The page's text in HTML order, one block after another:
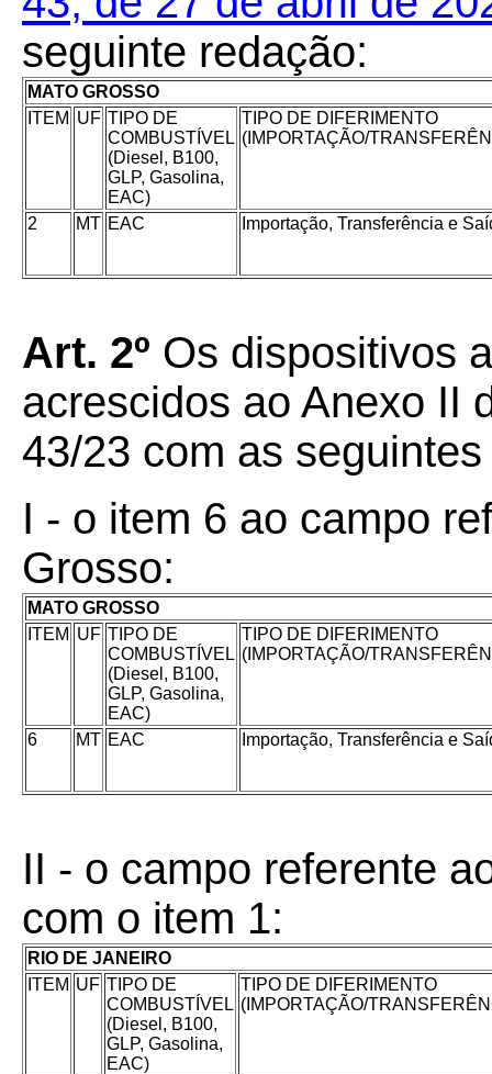
seguinte redação:
MATO GROSSO
ITEM UF TIPO DE
COMBUSTÍVEL
(Diesel, B100,
GLP, Gasolina,
EAC)
TIPO DE DIFERIMENTO
(IMPORTAÇÃO/
2 MT EAC Importação, Transferência e
Art. 2º Os dispositivos
acrescidos ao Anexo II
43/23 com as
I - o item 6 ao campo
Grosso:
MATO GROSSO
ITEM UF TIPO DE
COMBUSTÍVEL
(Diesel, B100,
GLP, Gasolina,
EAC)
TIPO DE DIFERIMENTO
(IMPORTAÇÃO/
6 MT EAC Importação, Transferência e
II - o campo referente
com o item 1:
RIO DE JANEIRO
ITEM UF TIPO DE
COMBUSTÍVEL
(Diesel, B100,
GLP, Gasolina,
EAC)
TIPO DE DIFERIMENTO
(IMPORTAÇÃO/